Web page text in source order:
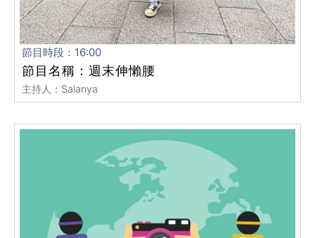
節目時段：16:00
節目名稱：週末伸懶腰
主持人：Salanya